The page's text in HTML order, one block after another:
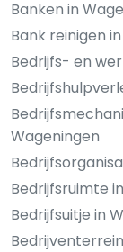
Banken in
Bank reinigen
Bedrijfs- en
Wageningen
Bedrijfsruimte
Bedrijfsuitje in